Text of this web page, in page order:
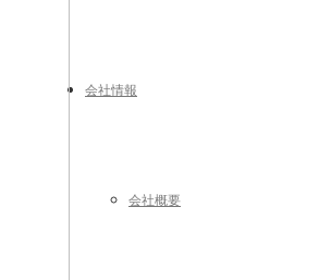
会社情報
会社概要